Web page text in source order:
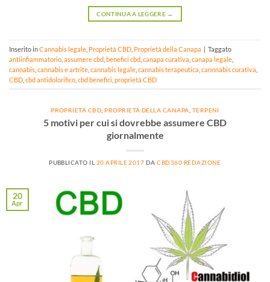
CONTINUA A LEGGERE →
Inserito inCannabis legale Proprietà CBD Proprietà della Canapa | Taggato
antiinfiammatorio assumere cbd benefici cbd canapa curativa canapa legale
cannabis cannabis e artrite cannabis legale cannabis terapeutica cannnabis curativa
CBD cbd antidolorifico cbd benefici proprietà CBD
PROPRIETÀ CBD, PROPRIETÀ DELLA CANAPA, TERPENI
5 motivi per cui si dovrebbe assumere CBD
giornalmente
PUBBLICATO IL 20 APRILE 2017 DACBD360 REDAZIONE
20
Apr